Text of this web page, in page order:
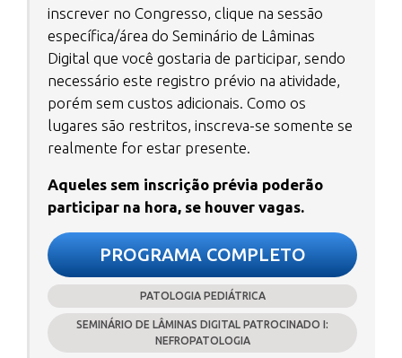
inscrever no Congresso, clique na sessão
específica/área do Seminário de Lâminas
Digital que você gostaria de participar, sendo
necessário este registro prévio na atividade,
porém sem custos adicionais. Como os
lugares são restritos, inscreva-se somente se
realmente for estar presente.
Aqueles sem inscrição prévia poderão
participar na hora, se houver vagas.
PROGRAMA COMPLETO
PATOLOGIA PEDIÁTRICA
SEMINÁRIO DE LÂMINAS DIGITAL PATROCINADO I:
NEFROPATOLOGIA